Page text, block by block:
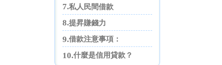
7.私人民間借款
8.提昇賺錢力
9.借款注意事項：
10.什麼是信用貸款？